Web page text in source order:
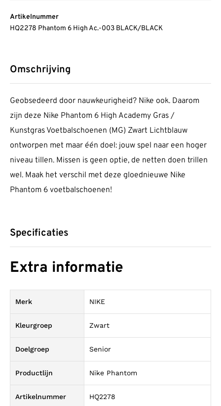
Artikelnummer
HQ2278 Phantom 6 High Ac.-003 BLACK/BLACK
Omschrijving
Geobsedeerd door nauwkeurigheid? Nike ook. Daarom
zijn deze Nike Phantom 6 High Academy Gras /
Kunstgras Voetbalschoenen (MG) Zwart Lichtblauw
ontworpen met maar één doel: jouw spel naar een hoger
niveau tillen. Missen is geen optie, de netten doen trillen
wel. Maak het verschil met deze gloednieuwe Nike
Phantom 6 voetbalschoenen!
Specificaties
Extra informatie
Merk NIKE
Kleurgroep Zwart
Doelgroep Senior
Productlijn Nike Phantom
Artikelnummer HQ2278